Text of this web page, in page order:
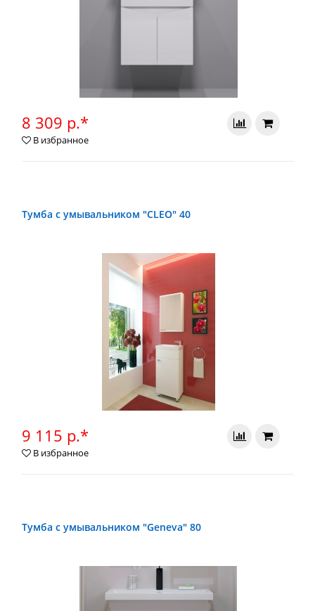
8 309 р.*
В избранное
Тумба с умывальником "CLEO" 40
9 115 р.*
В избранное
Тумба с умывальником "Geneva" 80